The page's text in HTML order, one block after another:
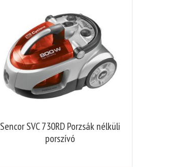
Sencor SVC 730RD Porzsák nélküli
porszívó